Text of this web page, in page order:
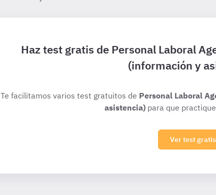
Haz test gratis de Personal Laboral
(información y
Te facilitamos varios test gratuitos de Personal Laboral
asistencia)para que
Ver test gratis